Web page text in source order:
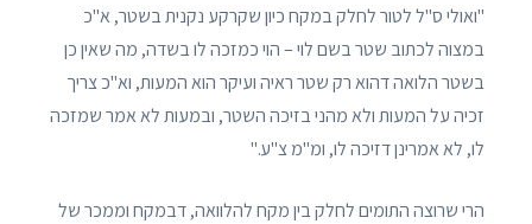
"ואולי ס"ל לטור לחלק במקח כיון שקרקע נקנית בשטר, א"כ
במצוה לכתוב שטר בשם לוי – הוי כמזכה לו בשדה, מה שאין כן
בשטר הלואה דהוא רק שטר ראיה ועיקר הוא המעות, וא"כ צריך
זכיה על המעות ולא מהני בזיכה השטר, ובמעות לא אמר שמזכה
לו, לא אמרינן דזיכה לו, ומ"מ צ"ע."
הרי שרוצה התומים לחלק בין מקח להלוואה, דבמקח וממכר של